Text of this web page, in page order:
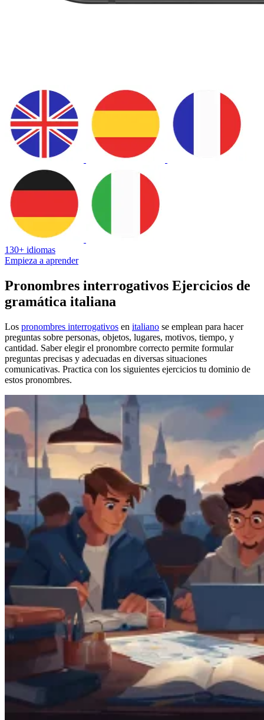
130+ idiomas
Empieza a aprender
Pronombres interrogativos Ejercicios de
gramática italiana
Los pronombres interrogativos en italiano se emplean para hacer
preguntas sobre personas, objetos, lugares, motivos, tiempo, y
cantidad. Saber elegir el pronombre correcto permite formular
preguntas precisas y adecuadas en diversas situaciones
comunicativas. Practica con los siguientes ejercicios tu dominio de
estos pronombres.